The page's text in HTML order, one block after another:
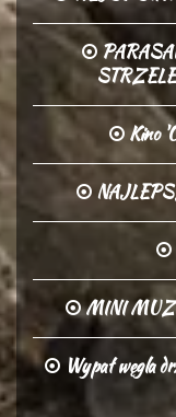
Kino
MINI
Wypał węgla